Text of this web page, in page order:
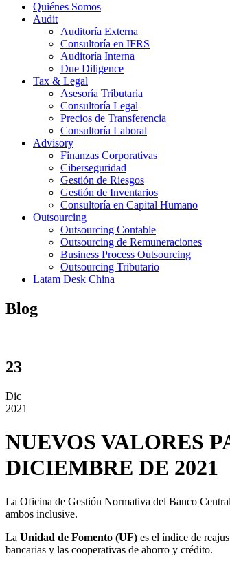
Quiénes Somos
Audit
Auditoría Externa
Consultoría en IFRS
Auditoría Interna
Due Diligence
Tax & Legal
Asesoría Tributaria
Consultoría Legal
Precios de Transferencia
Consultoría Laboral
Advisory
Finanzas Corporativas
Ciberseguridad
Gestión de Riesgos
Gestión de Inventarios
Consultoría en Capital Humano
Outsourcing
Outsourcing Contable
Outsourcing de Remuneraciones
Business Process Outsourcing
Outsourcing Tributario
Latam Desk China
Blog
23
Dic
2021
NUEVOS VALORES
DICIEMBRE DE 2021
La Oficina de Gestión Normativa del Banco
ambos inclusive.
La Unidad de Fomento (UF) es el índice de
bancarias y las cooperativas de ahorro y crédito.